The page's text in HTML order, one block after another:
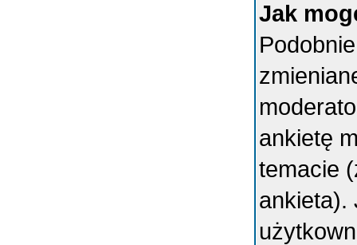
Jak
ankietę
temacie
ankieta).